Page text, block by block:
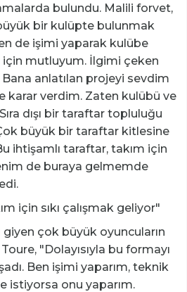
bulundu. Malili forvet,
bir kulüpte bulunmak
de işimi yaparak kulübe
mutluyum. İlgimi çeken
anlatılan projeyi sevdim
karar verdim. Zaten kulübü ve
dışı bir taraftar topluluğu
büyük bir taraftar kitlesine
ihtişamlı taraftar, takım için
de buraya gelmemde
için sıkı çalışmak geliyor"
giyen çok büyük oyuncuların
"Dolayısıyla bu formayı
Ben işimi yaparım, teknik
istiyorsa onu yaparım.